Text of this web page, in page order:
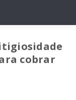
cobrar